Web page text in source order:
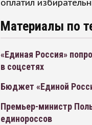
оплатил
Материалы по
«Единая Россия»
в соцсетях
Бюджет «Единой
Премьер-министр
единороссов